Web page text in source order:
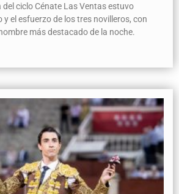
ciclo Cénate Las Ventas estuvo
y el esfuerzo de los tres novilleros, con
más destacado de la noche.